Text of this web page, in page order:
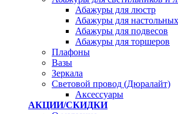
Абажуры для люстр
Абажуры для
Абажуры для подвесов
Абажуры для торшеров
Плафоны
Вазы
Зеркала
Световой провод (Дюралайт)
Аксессуары
АКЦИИ/СКИДКИ